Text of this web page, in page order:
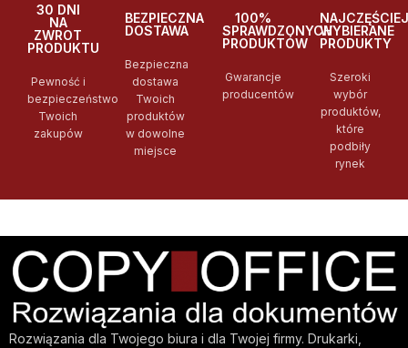
30 DNI
NA
ZWROT
PRODUKTU
Pewność i
bezpieczeństwo
Twoich
zakupów
BEZPIECZNA
DOSTAWA
Bezpieczna
dostawa
Twoich
produktów
w dowolne
miejsce
100%
SPRAWDZONYCH
PRODUKTÓW
Gwarancje
producentów
NAJCZĘŚCIEJ
WYBIERANE
PRODUKTY
Szeroki
wybór
produktów,
które
podbiły
rynek
Rozwiązania dla Twojego biura i dla Twojej firmy. Drukarki,